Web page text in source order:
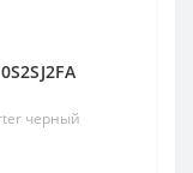
черный